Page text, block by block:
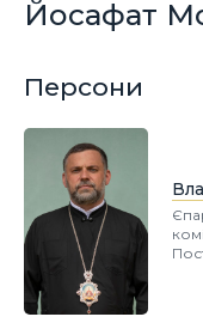
Йосафат
Персони